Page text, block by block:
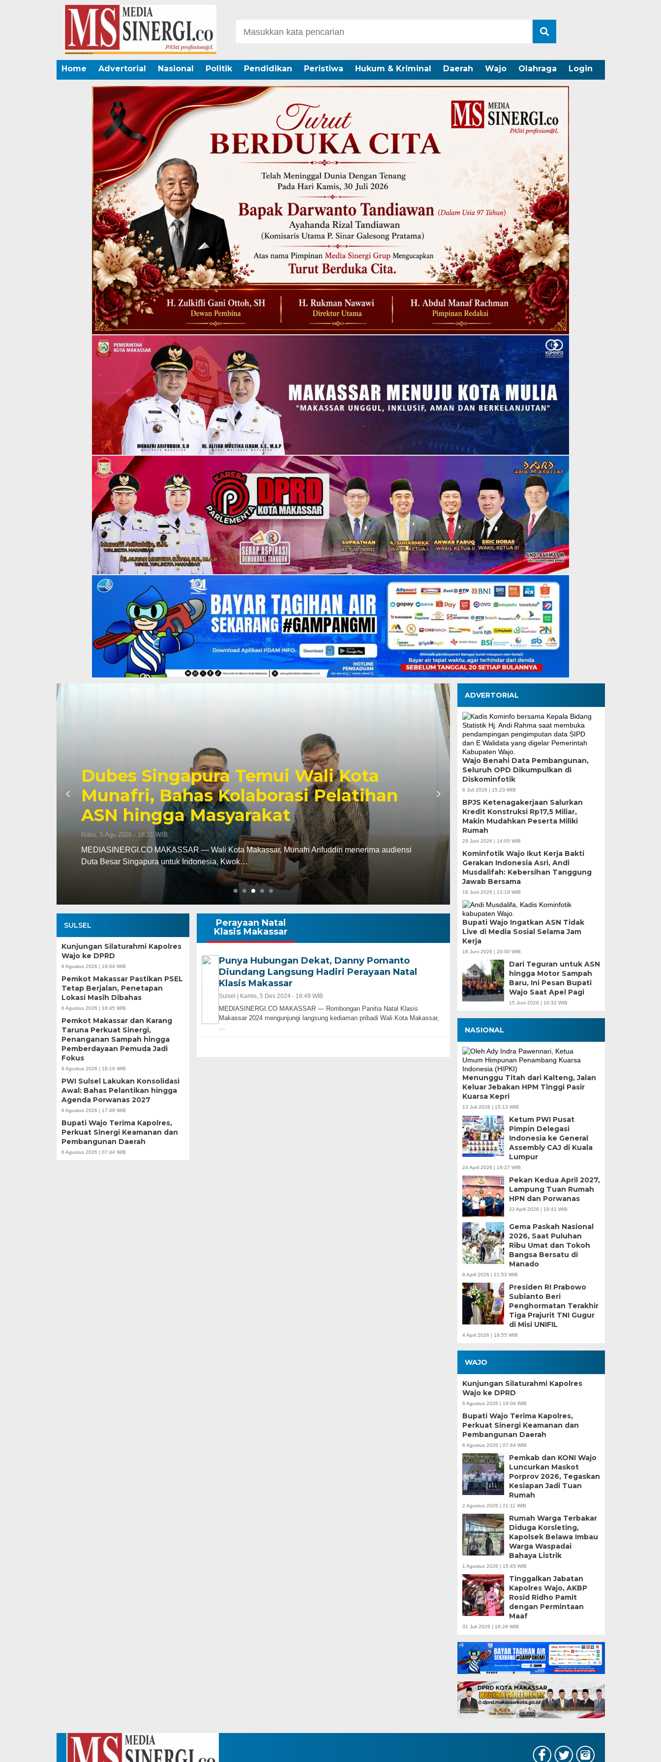
Home Advertorial Nasional Politik Pendidikan Peristiwa Hukum & Kriminal Daerah Wajo Olahraga Login
Wali Kota Munafri Dampingi Menko
Pangan Tinjau Kesiapan Kampung
Nelayan Merah Putih Untia
Rabu, 5 Agu 2026 - 07:32 WIB
MEDIASINERGI.CO MAKASSAR — Wali Kota Makassar, Munafri Arifuddin mendampingi Menteri
Koordinator Bidang Pangan, Zulkifli Hasan, meninjau…
Pemilahan Sampah
Tamangapa Jadi
Kolaborasi Warga
Selasa, 4 Agu 2026 - 17:09 WIB
MEDIASINERGI.CO MAKASSAR — Budaya
Permata, Kelurahan Tamangapa, Kecamatan…
SULSEL
Kunjungan Silaturahmi Kapolres
Wajo ke DPRD
6 Agustus 2026 | 19:04 WIB
Pemkot Makassar Pastikan PSEL
Tetap Berjalan, Penetapan
Lokasi Masih Dibahas
6 Agustus 2026 | 18:45 WIB
Pemkot Makassar dan Karang
Taruna Perkuat Sinergi,
Penanganan Sampah hingga
Pemberdayaan Pemuda Jadi
Fokus
6 Agustus 2026 | 18:16 WIB
PWI Sulsel Lakukan Konsolidasi
Awal: Bahas Pelantikan hingga
Agenda Porwanas 2027
6 Agustus 2026 | 17:48 WIB
Bupati Wajo Terima Kapolres,
Perkuat Sinergi Keamanan dan
Pembangunan Daerah
6 Agustus 2026 | 07:44 WIB
Perayaan Natal
Klasis Makassar
Punya Hubungan Dekat, Danny Pomanto
Diundang Langsung Hadiri Perayaan Natal
Klasis Makassar
Sulsel | Kamis, 5 Des 2024 - 16:49 WIB
MEDIASINERGI.CO MAKASSAR — Rombongan Panitia Natal Klasis
Makassar 2024 mengunjungi langsung kediaman pribadi Wali Kota Makassar,
…
ADVERTORIAL
Wajo Benahi Data Pembangunan,
Seluruh OPD Dikumpulkan di
Diskominfotik
6 Juli 2026 | 15:23 WIB
BPJS Ketenagakerjaan Salurkan
Kredit Konstruksi Rp17,5 Miliar,
Makin Mudahkan Peserta Miliki
Rumah
29 Juni 2026 | 14:05 WIB
Kominfotik Wajo Ikut Kerja Bakti
Gerakan Indonesia Asri, Andi
Musdalifah: Kebersihan Tanggung
Jawab Bersama
19 Juni 2026 | 13:19 WIB
Bupati Wajo Ingatkan ASN Tidak
Live di Media Sosial Selama Jam
Kerja
18 Juni 2026 | 20:00 WIB
Dari Teguran untuk ASN
hingga Motor Sampah
Baru, Ini Pesan Bupati
Wajo Saat Apel Pagi
15 Juni 2026 | 10:32 WIB
NASIONAL
Menunggu Titah dari Kalteng, Jalan
Keluar Jebakan HPM Tinggi Pasir
Kuarsa Kepri
13 Juli 2026 | 15:13 WIB
Ketum PWI Pusat
Pimpin Delegasi
Indonesia ke General
Assembly CAJ di Kuala
Lumpur
24 April 2026 | 19:27 WIB
Pekan Kedua April 2027,
Lampung Tuan Rumah
HPN dan Porwanas
22 April 2026 | 19:41 WIB
Gema Paskah Nasional
2026, Saat Puluhan
Ribu Umat dan Tokoh
Bangsa Bersatu di
Manado
8 April 2026 | 21:53 WIB
Presiden RI Prabowo
Subianto Beri
Penghormatan Terakhir
Tiga Prajurit TNI Gugur
di Misi UNIFIL
4 April 2026 | 19:55 WIB
WAJO
Kunjungan Silaturahmi Kapolres
Wajo ke DPRD
6 Agustus 2026 | 19:04 WIB
Bupati Wajo Terima Kapolres,
Perkuat Sinergi Keamanan dan
Pembangunan Daerah
6 Agustus 2026 | 07:44 WIB
Pemkab dan KONI Wajo
Luncurkan Maskot
Porprov 2026, Tegaskan
Kesiapan Jadi Tuan
Rumah
2 Agustus 2026 | 21:11 WIB
Rumah Warga Terbakar
Diduga Korsleting,
Kapolsek Belawa Imbau
Warga Waspadai
Bahaya Listrik
1 Agustus 2026 | 15:45 WIB
Tinggalkan Jabatan
Kapolres Wajo, AKBP
Rosid Ridho Pamit
dengan Permintaan
Maaf
31 Juli 2026 | 18:29 WIB